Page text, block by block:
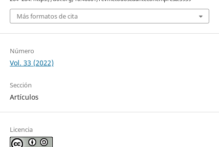
Más formatos de cita
Número
Vol. 33 (2022)
Sección
Artículos
Licencia